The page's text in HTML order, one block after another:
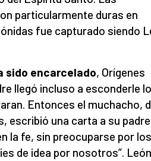
particularmente duras en
fue capturado siendo
sido encarcelado, Orígenes
llegó incluso a esconderle
Entonces el muchacho,
escribió una carta a su padre
la fe, sin preocuparse por los
de idea por nosotros”.